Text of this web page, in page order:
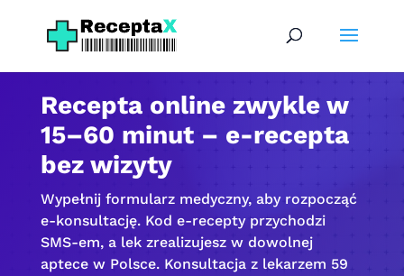
Recepta online zwykle w
15–60 minut – e-recepta
bez wizyty
Wypełnij formularz medyczny, aby rozpocząć
e-konsultację. Kod e-recepty przychodzi
SMS-em, a lek zrealizujesz w dowolnej
aptece w Polsce. Konsultacja z lekarzem 59